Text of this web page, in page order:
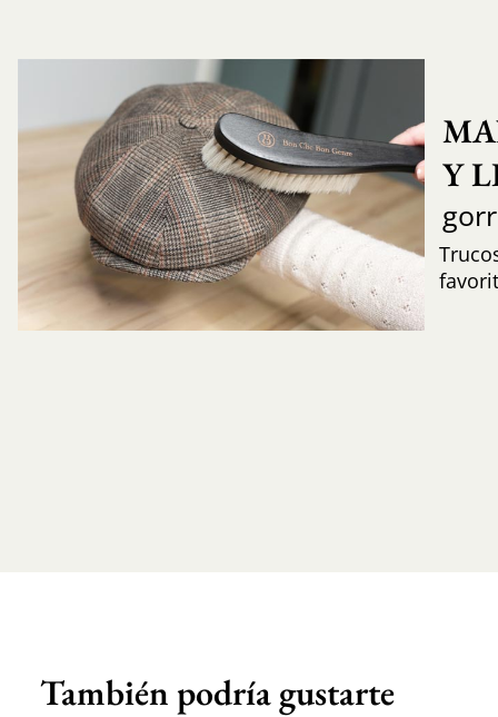
Y
También podría gustarte